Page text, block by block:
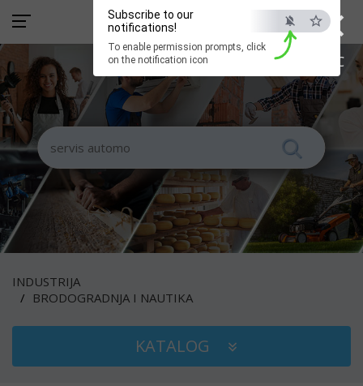
×
ESC
Subscribe to our
notifications!
To enable permission prompts, click
on the notification icon
INDUSTRIJA
BRODOGRADNJA I NAUTIKA
KATALOG